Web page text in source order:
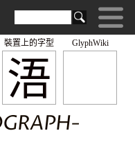
GlyphWiki
浯
裝置上的字型